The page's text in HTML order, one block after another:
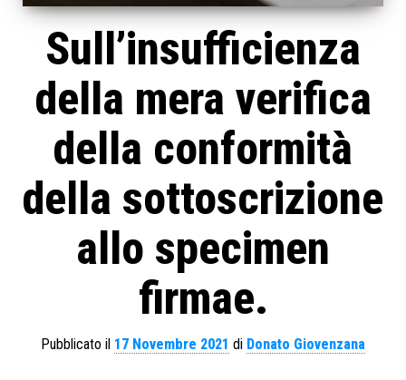
Sull’insufficienza
della mera verifica
della conformità
della sottoscrizione
allo specimen
firmae.
Pubblicato il 17 Novembre 2021 di Donato Giovenzana